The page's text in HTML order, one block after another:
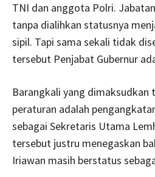
TNI dan anggota Polri.
tanpa dialihkan statusnya
sipil. Tapi sama sekali tidak
tersebut Penjabat Gubernur
Barangkali yang dimaksudkan
peraturan adalah
sebagai Sekretaris Utama
tersebut justru menegaskan
Iriawan masih berstatus